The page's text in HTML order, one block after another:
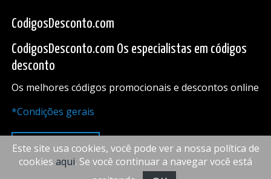
CodigosDesconto.com
CodigosDesconto.com Os especialistas em códigos
desconto
Os melhores códigos promocionais e descontos online
*Condições gerais
PARA CIMA
Este site usa cookies, você pode ver a nossa política de
cookies aqui. Se você continuar a navegar você está